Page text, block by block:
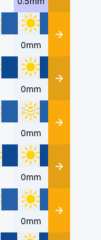
0mm Détails
0mm Détails
0mm Détails
0mm Détails
0mm Détails